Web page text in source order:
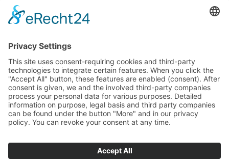
24 August 2016